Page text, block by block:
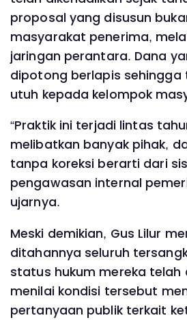
proposal yang disusun
masyarakat penerima,
jaringan perantara. Dana
dipotong berlapis sehingga
utuh kepada kelompok
“Praktik ini terjadi lintas
melibatkan banyak pihak,
tanpa koreksi berarti dari
pengawasan internal
ujarnya.
Meski demikian, Gus Lilur
ditahannya seluruh
status hukum mereka telah
menilai kondisi tersebut
pertanyaan publik terkait